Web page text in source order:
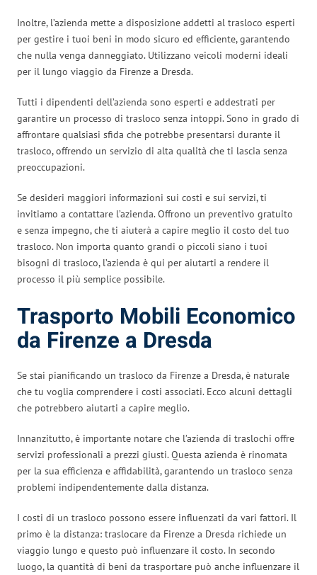
Inoltre, l’azienda mette a disposizione addetti al trasloco esperti
per gestire i tuoi beni in modo sicuro ed efficiente, garantendo
che nulla venga danneggiato. Utilizzano veicoli moderni ideali
per il lungo viaggio da Firenze a Dresda.
Tutti i dipendenti dell’azienda sono esperti e addestrati per
garantire un processo di trasloco senza intoppi. Sono in grado di
affrontare qualsiasi sfida che potrebbe presentarsi durante il
trasloco, offrendo un servizio di alta qualità che ti lascia senza
preoccupazioni.
Se desideri maggiori informazioni sui costi e sui servizi, ti
invitiamo a contattare l’azienda. Offrono un preventivo gratuito
e senza impegno, che ti aiuterà a capire meglio il costo del tuo
trasloco. Non importa quanto grandi o piccoli siano i tuoi
bisogni di trasloco, l’azienda è qui per aiutarti a rendere il
processo il più semplice possibile.
Trasporto Mobili Economico
da Firenze a Dresda
Se stai pianificando un trasloco da Firenze a Dresda, è naturale
che tu voglia comprendere i costi associati. Ecco alcuni dettagli
che potrebbero aiutarti a capire meglio.
Innanzitutto, è importante notare che l’azienda di traslochi offre
servizi professionali a prezzi giusti. Questa azienda è rinomata
per la sua efficienza e affidabilità, garantendo un trasloco senza
problemi indipendentemente dalla distanza.
I costi di un trasloco possono essere influenzati da vari fattori. Il
primo è la distanza: traslocare da Firenze a Dresda richiede un
viaggio lungo e questo può influenzare il costo. In secondo
luogo, la quantità di beni da trasportare può anche influenzare il